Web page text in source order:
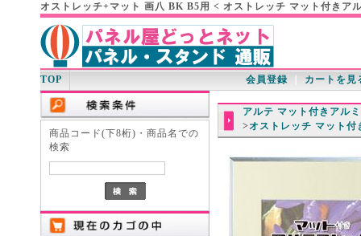
オストレッチ+マット 画八 BK B5用 < オストレッチ マット付きア
TOP 会員登録 カートを見
商品コード(下8桁)・商品名での
検索
アルテ マット付きアル
>オストレッチ マット付